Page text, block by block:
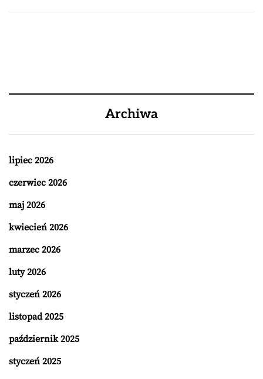
Archiwa
lipiec 2026
czerwiec 2026
maj 2026
kwiecień 2026
marzec 2026
luty 2026
styczeń 2026
listopad 2025
październik 2025
styczeń 2025